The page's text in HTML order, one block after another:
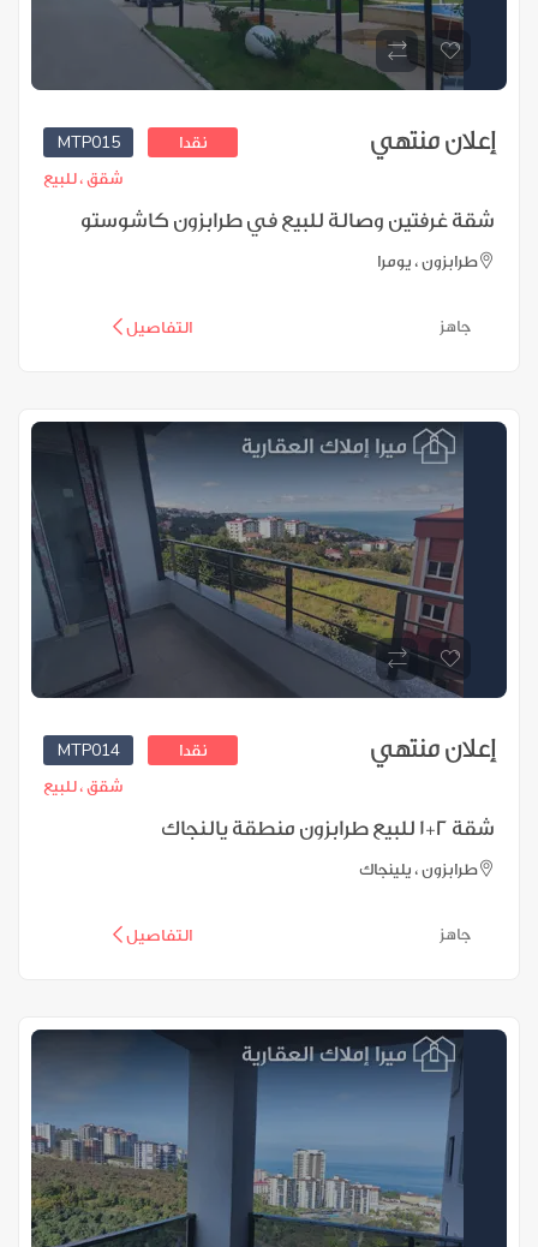
MTP015 نقدا إعلان منتهي
شقق ،للبيع
شقة غرفتين وصالة للبيع في طرابزون كاشوستو
طرابزون ، يومرا
التفاصيل
MTP014 نقدا إعلان منتهي
شقق ،للبيع
شقة 2+1 للبيع طرابزون منطقة يالنجاك
طرابزون ، يلينجاك
التفاصيل